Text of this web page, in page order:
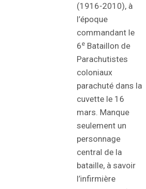
(1916-2010), à
l’époque
commandant le
6e Bataillon de
Parachutistes
coloniaux
parachuté dans la
cuvette le 16
mars. Manque
seulement un
personnage
central de la
bataille, à savoir
l’infirmière